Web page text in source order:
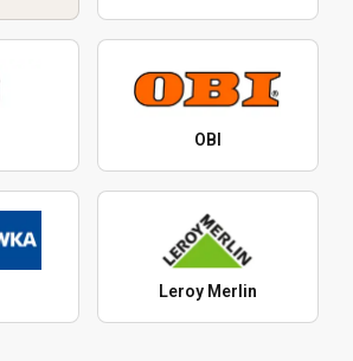
OBI
Leroy Merlin